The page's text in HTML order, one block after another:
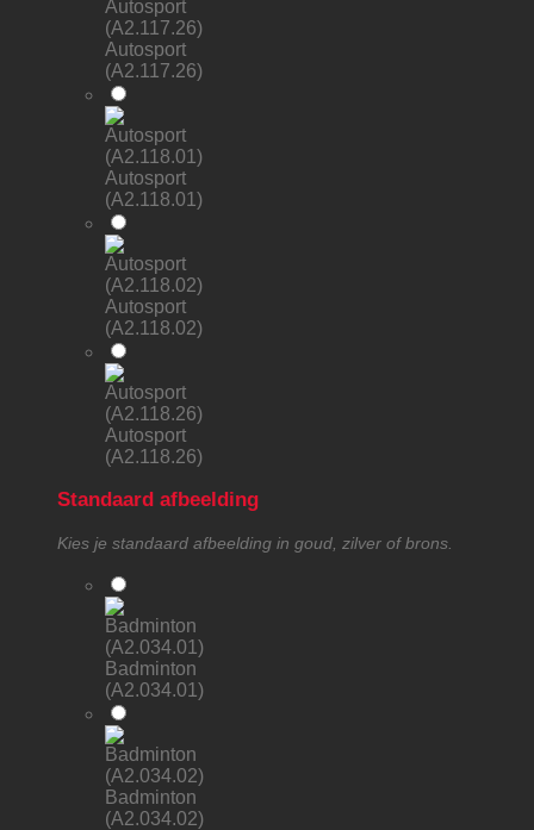
Autosport
(A2.117.26)
Autosport
(A2.118.01)
Autosport
(A2.118.02)
Autosport
(A2.118.26)
Standaard afbeelding
Kies je standaard afbeelding in goud, zilver of brons.
Badminton
(A2.034.01)
Badminton
(A2.034.02)